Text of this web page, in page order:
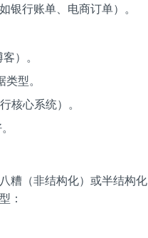
银行账单、电商订单）。
）。
型。
核心系统）。
糟（非结构化）或半结构化
：